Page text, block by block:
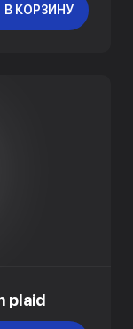
В КОРЗИНУ
plaid